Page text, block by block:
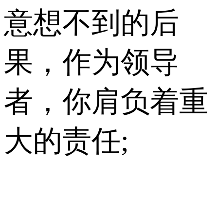
意想不到的后
果，作为领导
者，你肩负着重
大的责任;